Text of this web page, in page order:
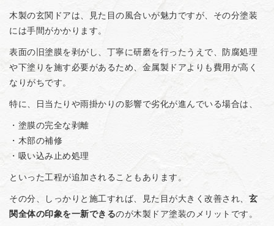
木製の玄関ドアは、見た目の風合いが魅力ですが、その分塗装
には手間がかかります。
表面の旧塗膜を剥がし、丁寧に研磨を行ったうえで、防腐処理
や下塗りを施す必要があるため、金属製ドアよりも費用が高く
なりがちです。
特に、日当たりや雨掛かりの影響で劣化が進んでいる場合は、
・塗膜の完全な剥離
・木部の補修
・吸い込み止め処理
といった工程が追加されることもあります。
その分、しっかりと施工すれば、見た目が大きく改善され、 玄
関全体の印象を一新できるのが木製ドア塗装のメリットです。